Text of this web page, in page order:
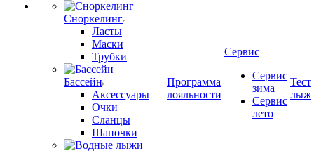
Сноркелинг
Ласты
Маски
Трубки
Бассейн
Аксессуары
Очки
Сланцы
Шапочки
Программа
лояльности
Сервис
Сервис
зима
Сервис
лето
Тест
лыж